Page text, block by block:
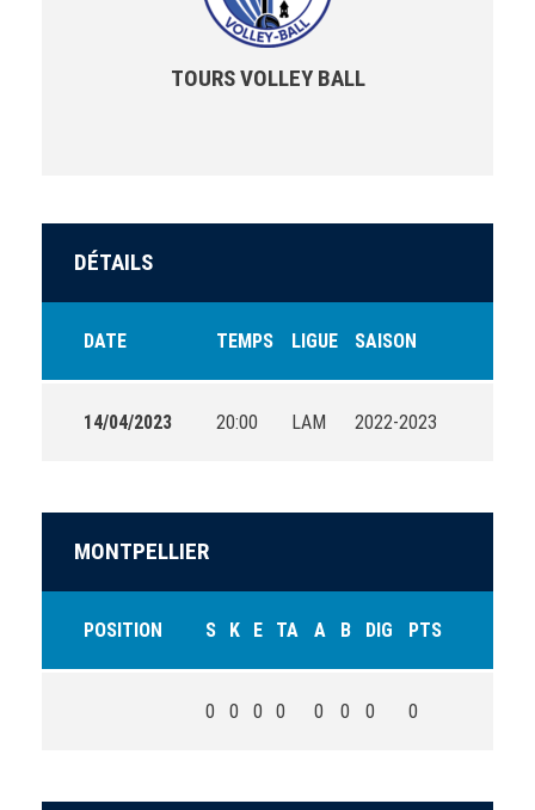
TOURS VOLLEY BALL
DÉTAILS
DATE TEMPS LIGUE SAISON
14/04/2023 20:00 LAM 2022-2023
MONTPELLIER
POSITION S K E TA A B DIG PTS
0 0 0 0 0 0 0 0